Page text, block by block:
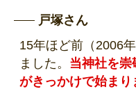
戸塚さん
15年ほど前（2006
ました。 当神社を崇
がきっかけで始まり